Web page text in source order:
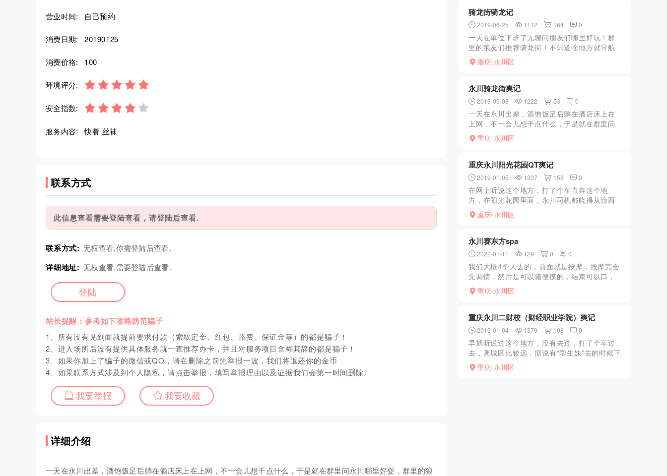
营业时间: 自己预约
消费日期: 20190125
消费价格: 100
环境评分:
安全指数:
服务内容: 快餐 丝袜
联系方式
此信息查看需要登陆查看，请登陆后查看.
联系方式: 无权查看,你需登陆后查看.
详细地址: 无权查看,需要登陆后查看.
登陆
站长提醒：参考如下攻略防范骗子
1、所有没有见到面就提前要求付款（索取定金、红包、路费、保证金等）的都是骗子！
2、进入场所后没有提供具体服务就一直推荐办卡，并且对服务项目含糊其辞的都是骗子！
3、如果你加上了骗子的微信或QQ，请在删除之前先举报一波，我们将返还你的金币
4、如果联系方式涉及到个人隐私，请点击举报，填写举报理由以及证据我们会第一时间删除。
我要举报 我要收藏
详细介绍
一天在永川出差，酒饱饭足后躺在酒店床上在上网，不一会儿想干点什么，于是就在群里问永川哪里好耍，群里的狼
骑龙街骑龙记
2019-06-25 1112 164 0
一天在单位下班了无聊问朋友们哪里好玩！群
里的狼友们推荐骑龙街！不知道啥地方就导航
过去了！各种妹子看的眼花缭乱！最后选择了
一家进去尝试！还别说骑龙就是有骑龙的感
重庆-永川区
永川骑龙街爽记
2019-06-08 1222 53 0
一天在永川出差，酒饱饭足后躺在酒店床上在
上网，不一会儿想干点什么，于是就在群里问
永川哪里好耍，群里的狼友们不约而同的说当
然是骑龙一条街了，然后来着手机导航，一看
重庆-永川区
重庆永川阳光花园QT爽记
2019-01-05 1307 158 0
在网上听说这个地方，打了个车直奔这个地
方，在阳光花园里面，永川司机都晓得从渝西
大道进去小区道路的左侧二楼，对面是阳光宾
馆鸡头看我一个人，哥子洗澡哇，安排个巴适
重庆-永川区
永川赛东方spa
2022-01-11 129 0 0
我们大概4个人去的，前面就是按摩，按摩完会
先调情，然后是可以随便摸的，结束可以口，
有个技师是99号还是多少来着，身材长相都很
不错！
重庆-永川区
重庆永川二财校（财经职业学院）爽记
2019-01-04 1379 108 0
早就听说过这个地方，没有去过，打了个车过
去，离城区比较远，据说有“学生妹”去的时候下
大雨，找了半圈一个人没有，还以为找错了，
因为年初年打，是不是收摊摊了，结果走到一
重庆-永川区